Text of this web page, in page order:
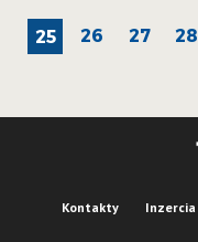
25 26 27 28
Kontakty Inzercia